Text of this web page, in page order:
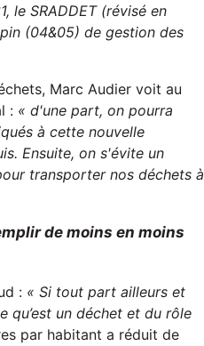
le SRADDET (révisé en
(04&05) de gestion des
Marc Audier voit au
: « d'une part, on pourra
à cette nouvelle
Ensuite, on s'évite un
transporter nos déchets à
de moins en moins
: « Si tout part ailleurs et
qu’est un déchet et du rôle
par habitant a réduit de